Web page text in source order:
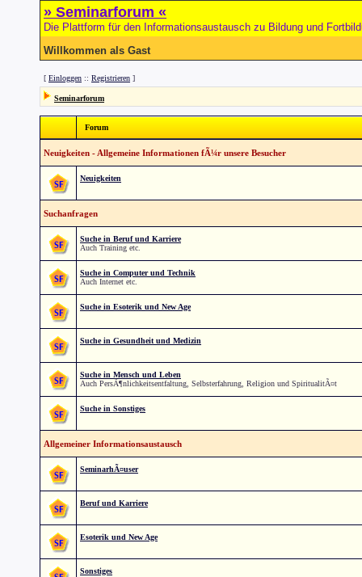
» Seminarforum «
Die Plattform für den Informationsaustausch zu Bildung und
Willkommen als Gast
[ Einloggen :: Registrieren ]
Seminarforum
Forum
Neuigkeiten - Allgemeine Informationen fÃ¼r unsere Besucher
Neuigkeiten
Suchanfragen
Suche in Beruf und Karriere
Auch Training etc.
Suche in Computer und Technik
Auch Internet etc.
Suche in Esoterik und New Age
Suche in Gesundheit und Medizin
Suche in Mensch und Leben
Auch PersÃ¶nlichkeitsentfaltung, Selbsterfahrung, Religion und SpiritualitÃ¤t
Suche in Sonstiges
Allgemeiner Informationsaustausch
SeminarhÃ¤user
Beruf und Karriere
Esoterik und New Age
Sonstiges